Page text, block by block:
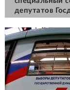
депутатов